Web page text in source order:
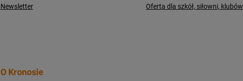
Newsletter
Oferta dla szkół, siłowni, klubów
O Kronosie